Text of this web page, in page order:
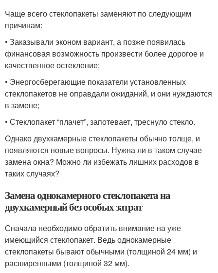
Чаще всего стеклопакеты заменяют по следующим
причинам:
• Заказывали эконом вариант, а позже появилась
финансовая возможность произвести более дорогое и
качественное остекление;
• Энергосберегающие показатели установленных
стеклопакетов не оправдали ожиданий, и они нуждаются
в замене;
• Стеклопакет “плачет”, запотевает, треснуло стекло.
Однако двухкамерные стеклопакеты обычно толще, и
появляются новые вопросы. Нужна ли в таком случае
замена окна? Можно ли избежать лишних расходов в
таких случаях?
Замена однокамерного стеклопакета на
двухкамерный без особых затрат
Сначала необходимо обратить внимание на уже
имеющийся стеклопакет. Ведь однокамерные
стеклопакеты бывают обычными (толщиной 24 мм) и
расширенными (толщиной 32 мм).